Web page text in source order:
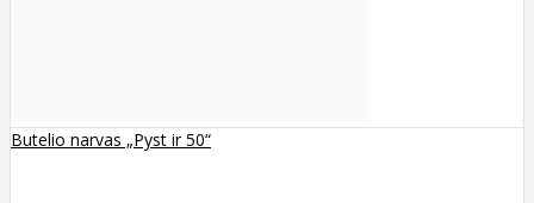
Butelio narvas „Pyst ir 50“